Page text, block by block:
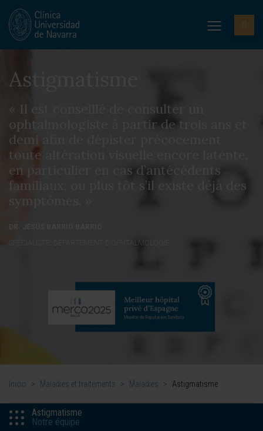
Astigmatisme
« Il est conseillé de consulter un
ophtalmologiste à partir de trois ans et
demi afin de dépister précocement
toute altération visuelle encore latente,
en particulier en cas d’antécédents
familiaux, ou plus tôt s’il existe déjà des
symptômes. »
SPÉCIALISTE. DÉPARTEMENT D’OPHTALMOLOGIE
Inicio > Maladies et traitements > Maladies > Astigmatisme
Astigmatisme
Notre équipe